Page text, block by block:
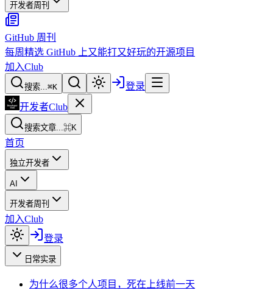
开发者周刊
GitHub 周刊
每周精选 GitHub 上又能打又好玩的开源项目
加入Club
搜索...⌘K
登录
开发者Club
搜索文章...⌘K
首页
独立开发者
AI
开发者周刊
加入Club
登录
日常实录
为什么很多个人项目，死在上线前一天